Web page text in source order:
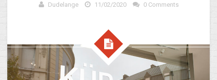
Dudelange 11/02/2020 0 Comments